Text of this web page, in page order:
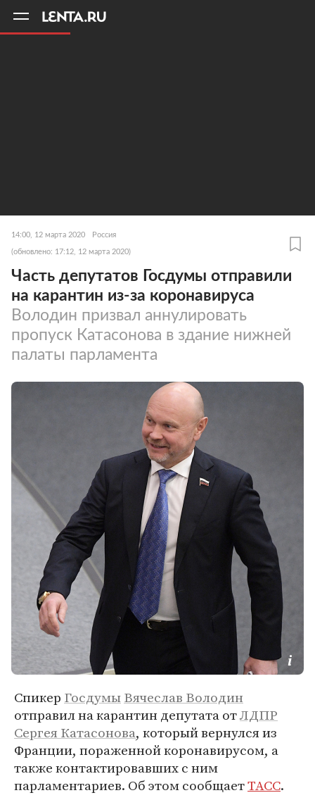
14:00, 12 марта 2020 Россия
(обновлено: 17:12, 12 марта 2020)
Часть депутатов Госдумы отправили
на карантин из-за коронавируса
Володин призвал аннулировать
пропуск Катасонова в здание нижней
палаты парламента
Спикер ГосдумыВячеслав Володин
отправил на карантин депутата отЛДПР
Сергея Катасонова, который вернулся из
Франции, пораженной коронавирусом, а
также контактировавших с ним
парламентариев. Об этом сообщаетТАСС.